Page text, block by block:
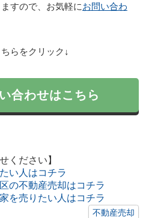
すので、お気軽にお問い合わ
らをクリック↓
合わせはこちら
ください】
い人はコチラ
の不動産売却はコチラ
を売りたい人はコチラ
不動産売却